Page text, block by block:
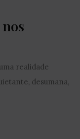
realidade
desumana,